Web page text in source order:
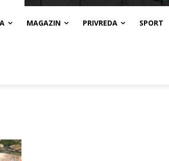
MAGAZIN PRIVREDA SPORT